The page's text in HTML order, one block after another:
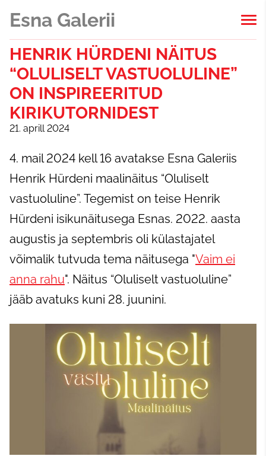
Esna Galerii
HENRIK HÜRDENI NÄITUS
“OLULISELT VASTUOLULINE”
ON INSPIREERITUD
KIRIKUTORNIDEST
21. aprill 2024
4. mail 2024 kell 16 avatakse Esna Galeriis
Henrik Hürdeni maalinäitus “Oluliselt
vastuoluline”. Tegemist on teise Henrik
Hürdeni isikunäitusega Esnas. 2022. aasta
augustis ja septembris oli külastajatel
võimalik tutvuda tema näitusega "Vaim ei
anna rahu". Näitus “Oluliselt vastuoluline”
jääb avatuks kuni 28. juunini.